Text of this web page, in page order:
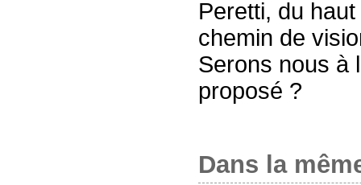
Peretti, du
chemin de
Serons nous à
proposé ?
Dans la